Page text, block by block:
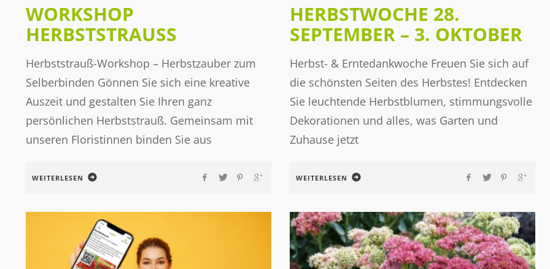
WORKSHOP
HERBSTSTRAUSS
Herbststrauß-Workshop – Herbstzauber zum
Selberbinden Gönnen Sie sich eine kreative
Auszeit und gestalten Sie Ihren ganz
persönlichen Herbststrauß. Gemeinsam mit
unseren Floristinnen binden Sie aus
WEITERLESEN
HERBSTWOCHE 28.
SEPTEMBER – 3. OKTOBER
Herbst- & Erntedankwoche Freuen Sie sich auf
die schönsten Seiten des Herbstes! Entdecken
Sie leuchtende Herbstblumen, stimmungsvolle
Dekorationen und alles, was Garten und
Zuhause jetzt
WEITERLESEN